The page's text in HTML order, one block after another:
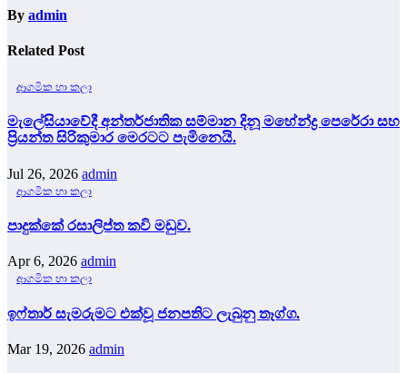
By admin
Related Post
ආගමික හා කලා
මැලේසියාවේදී අන්තර්ජාතික සම්මාන දිනූ මහේන්ද්‍ර පෙරේරා සහ
ප්‍රියන්ත සිරිකුමාර මෙරටට පැමිනෙයි.
Jul 26, 2026 admin
ආගමික හා කලා
පාදුක්කේ රසාලිප්ත කවි මඩුව.
Apr 6, 2026 admin
ආගමික හා කලා
ඉෆ්තාර් සැමරුමට එක්වූ ජනපතිට ලැබුනු තෑග්ග.
Mar 19, 2026 admin